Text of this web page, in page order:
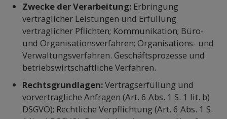
Zwecke der Verarbeitung: Erbringung
vertraglicher Leistungen und Erfüllung
vertraglicher Pflichten; Kommunikation; Büro-
und Organisationsverfahren; Organisations- und
Verwaltungsverfahren. Geschäftsprozesse und
betriebswirtschaftliche Verfahren.
Rechtsgrundlagen:Vertragserfüllung und
vorvertragliche Anfragen (Art. 6 Abs. 1 S. 1 lit. b)
DSGVO); Rechtliche Verpflichtung (Art. 6 Abs. 1 S.